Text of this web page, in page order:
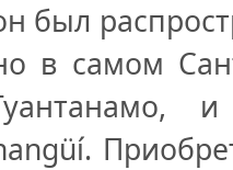
был
в самом